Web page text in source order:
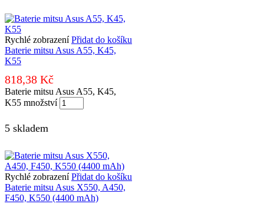
Rychlé zobrazení Přidat do košíku
Baterie mitsu Asus A55, K45,
K55
818,38 Kč
Baterie mitsu Asus A55, K45,
K55 množství
5 skladem
Rychlé zobrazení Přidat do košíku
Baterie mitsu Asus X550, A450,
F450, K550 (4400 mAh)